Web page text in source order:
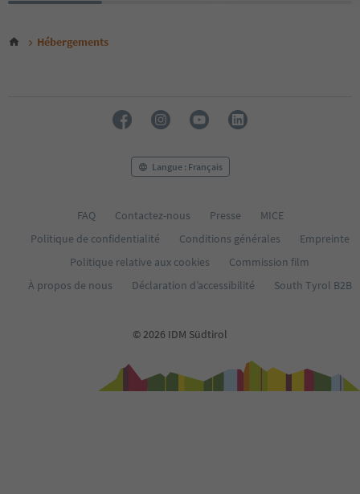
Hébergements
Langue : Français
FAQ Contactez-nous Presse
MICE
Politique de confidentialité
Conditions générales
Empreinte
Politique relative aux cookies
Commission film
À propos de nous
Déclaration d’accessibilité South Tyrol B2B
© 2026 IDM Südtirol